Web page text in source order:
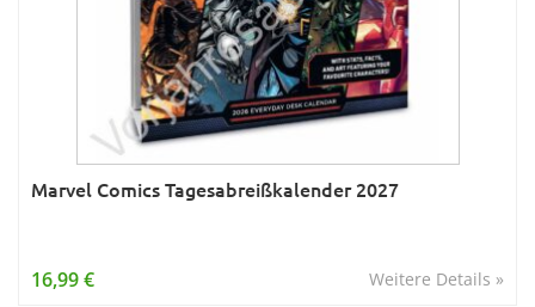
Marvel Comics Tagesabreißkalender 2027
Weitere Details »
16,99 €